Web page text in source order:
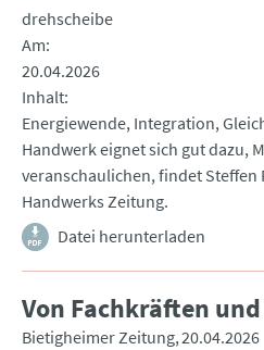
drehscheibe
Am
20.04.2026
Inhalt
Energiewende, Integration,
Handwerk eignet sich gut dazu,
veranschaulichen, findet Steffen
Handwerks Zeitung.
Datei herunterladen
Von Fachkräften
Bietigheimer Zeitung 20.04.2026